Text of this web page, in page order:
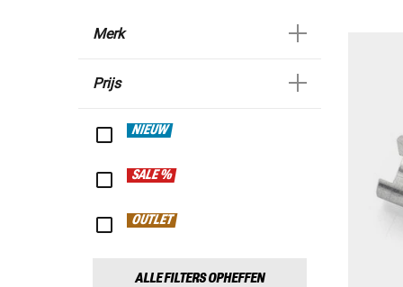
Merk
Prijs
NIEUW
SALE %
OUTLET
ALLE FILTERS OPHEFFEN